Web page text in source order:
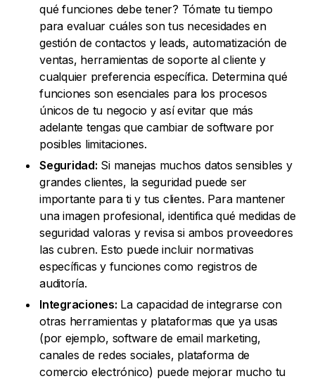
qué funciones debe tener? Tómate tu tiempo
para evaluar cuáles son tus necesidades en
gestión de contactos y leads, automatización de
ventas, herramientas de soporte al cliente y
cualquier preferencia específica. Determina qué
funciones son esenciales para los procesos
únicos de tu negocio y así evitar que más
adelante tengas que cambiar de software por
posibles limitaciones.
Seguridad: Si manejas muchos datos sensibles y
grandes clientes, la seguridad puede ser
importante para ti y tus clientes. Para mantener
una imagen profesional, identifica qué medidas de
seguridad valoras y revisa si ambos proveedores
las cubren. Esto puede incluir normativas
específicas y funciones como registros de
auditoría.
Integraciones: La capacidad de integrarse con
otras herramientas y plataformas que ya usas
(por ejemplo, software de email marketing,
canales de redes sociales, plataforma de
comercio electrónico) puede mejorar mucho tu